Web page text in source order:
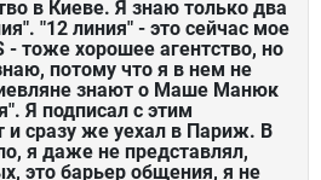
в Киеве. Я знаю только два
"12 линия" - это сейчас мое
- тоже хорошее агентство, но
потому что я в нем не
знают о Маше Манюк
Я подписал с этим
и сразу же уехал в Париж. В
я даже не представлял,
это барьер общения, я не